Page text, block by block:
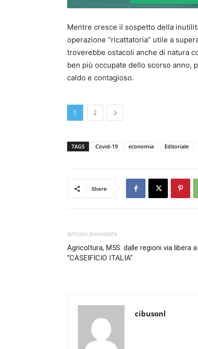
Mentre cresce il sospetto della
operazione “ricattatoria” utile a
troverebbe ostacoli anche di natura
ben più occupate dello scorso anno,
caldo e contagioso.
1 2
TAGS Covid-19 economia Editoriale
Share
Articolo precedente
Agricoltura, M5S: dalle regioni via libera a
“CASEIFICIO ITALIA”
cibusonl